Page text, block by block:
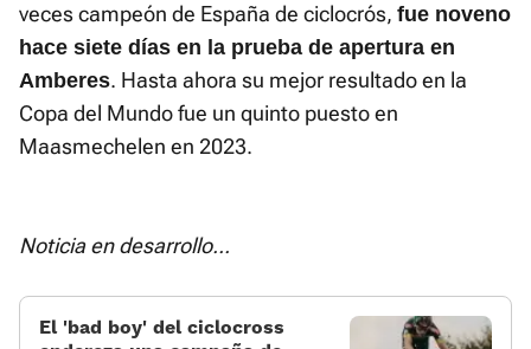
veces campeón de España de ciclocrós, fue noveno
hace siete días en la prueba de apertura en
Amberes. Hasta ahora su mejor resultado en la
Copa del Mundo fue un quinto puesto en
Maasmechelen en 2023.
Noticia en desarrollo...
El 'bad boy' del ciclocross